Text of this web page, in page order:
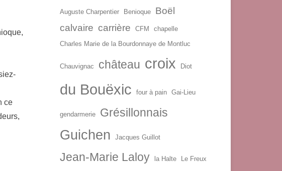
ce
Auguste Charpentier Benioque
Boël
calvaire carrière CFM
chapelle
Charles Marie de la Bourdonnaye de Montluc
Chauvignac château croix Diot
du Bouëxic four à pain Gai-Lieu
gendarmerie Grésillonnais
Guichen Jacques Guillot
Jean-Marie Laloy la Halte Le Freux